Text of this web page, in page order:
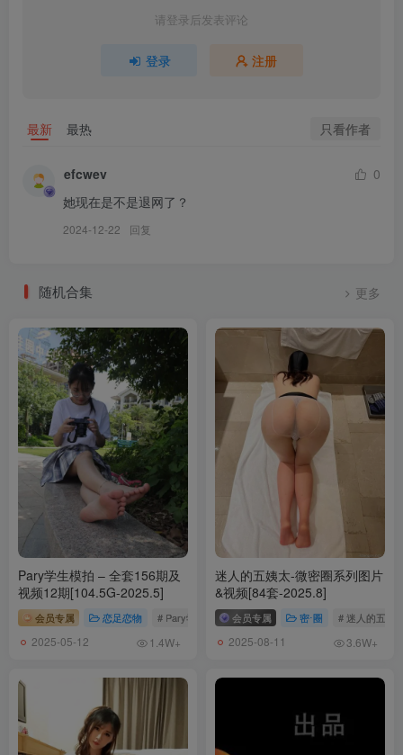
请登录后发表评论
登录 注册
最新 最热 只看作者
efcwev
0
她现在是不是退网了？
2024-12-22 回复
随机合集 更多
Pary学生模拍 – 全套156期及
视频12期[104.5G-2025.5]
会员专属 恋足恋物 # Pary学生模拍
2025-05-12 1.4W+
迷人的五姨太-微密圈系列图片
&视频[84套-2025.8]
会员专属 密⋅圈 # 迷人的五姨
2025-08-11 3.6W+